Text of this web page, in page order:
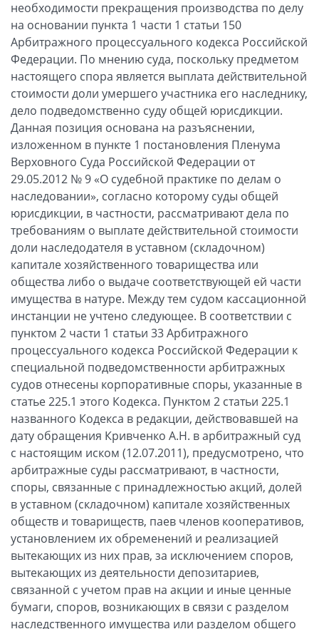
необходимости прекращения производства по делу
на основании пункта 1 части 1 статьи 150
Арбитражного процессуального кодекса Российской
Федерации. По мнению суда, поскольку предметом
настоящего спора является выплата действительной
стоимости доли умершего участника его наследнику,
дело подведомственно суду общей юрисдикции.
Данная позиция основана на разъяснении,
изложенном в пункте 1 постановления Пленума
Верховного Суда Российской Федерации от
29.05.2012 № 9 «О судебной практике по делам о
наследовании», согласно которому суды общей
юрисдикции, в частности, рассматривают дела по
требованиям о выплате действительной стоимости
доли наследодателя в уставном (складочном)
капитале хозяйственного товарищества или
общества либо о выдаче соответствующей ей части
имущества в натуре. Между тем судом кассационной
инстанции не учтено следующее. В соответствии с
пунктом 2 части 1 статьи 33 Арбитражного
процессуального кодекса Российской Федерации к
специальной подведомственности арбитражных
судов отнесены корпоративные споры, указанные в
статье 225.1 этого Кодекса. Пунктом 2 статьи 225.1
названного Кодекса в редакции, действовавшей на
дату обращения Кривченко А.Н. в арбитражный суд
с настоящим иском (12.07.2011), предусмотрено, что
арбитражные суды рассматривают, в частности,
споры, связанные с принадлежностью акций, долей
в уставном (складочном) капитале хозяйственных
обществ и товариществ, паев членов кооперативов,
установлением их обременений и реализацией
вытекающих из них прав, за исключением споров,
вытекающих из деятельности депозитариев,
связанной с учетом прав на акции и иные ценные
бумаги, споров, возникающих в связи с разделом
наследственного имущества или разделом общего